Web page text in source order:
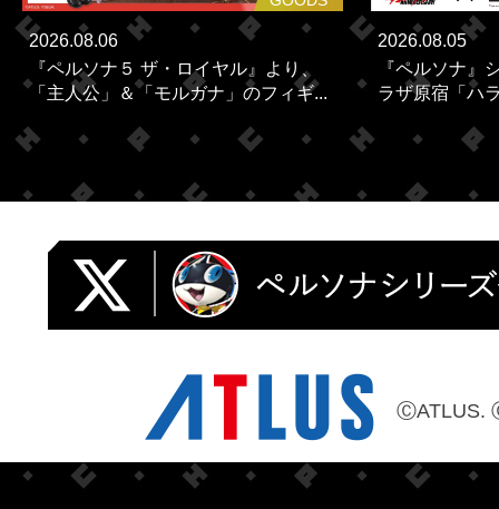
2026.08.06
『ペルソナ５ ザ・ロイヤル』より、
「主人公」＆「モルガナ」のフィギ...
2026.08.05
『ペルソナ』
ラザ原宿「ハ
ⒸATLUS.